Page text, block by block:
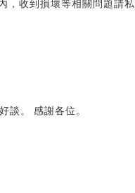
，收到損壞等相關問題請
談。 感謝各位。